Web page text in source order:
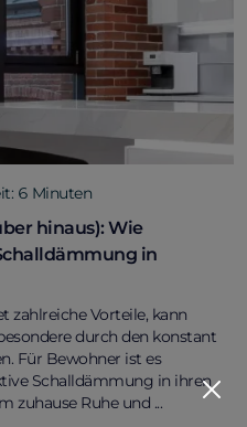
6 Minuten
hinaus): Wie
in
zahlreiche Vorteile, kann
durch den konstant
Für Bewohner ist es
Schalldämmung in ihren
zuhause Ruhe und ...